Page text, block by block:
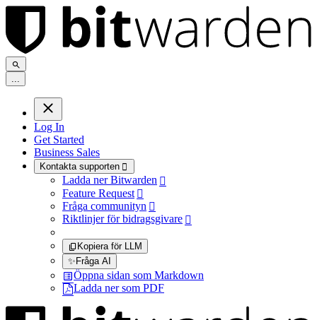
...
Log In
Get Started
Business Sales
Kontakta supporten 
Ladda ner Bitwarden 
Feature Request 
Fråga communityn 
Riktlinjer för bidragsgivare 
Kopiera för LLM
✨Fråga AI
Öppna sidan som Markdown
Ladda ner som PDF